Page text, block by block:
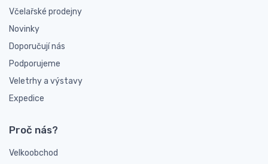
Včelařské prodejny
Novinky
Doporučují nás
Podporujeme
Veletrhy a výstavy
Expedice
Proč nás?
Velkoobchod